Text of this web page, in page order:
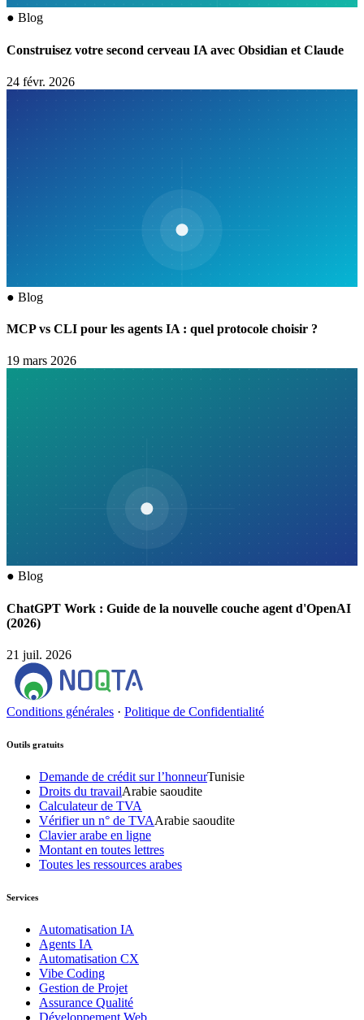
● Blog
Construisez votre second cerveau IA avec Obsidian et Claude
24 févr. 2026
● Blog
MCP vs CLI pour les agents IA : quel protocole choisir ?
19 mars 2026
● Blog
ChatGPT Work : Guide de la nouvelle couche agent d'OpenAI
(2026)
21 juil. 2026
Conditions générales · Politique de Confidentialité
Outils gratuits
Demande de crédit sur l’honneurTunisie
Droits du travailArabie saoudite
Calculateur de TVA
Vérifier un n° de TVAArabie saoudite
Clavier arabe en ligne
Montant en toutes lettres
Toutes les ressources arabes
Services
Automatisation IA
Agents IA
Automatisation CX
Vibe Coding
Gestion de Projet
Assurance Qualité
Développement Web